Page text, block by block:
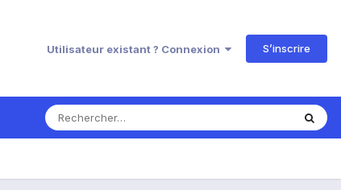
Utilisateur existant ? Connexion S’inscrire